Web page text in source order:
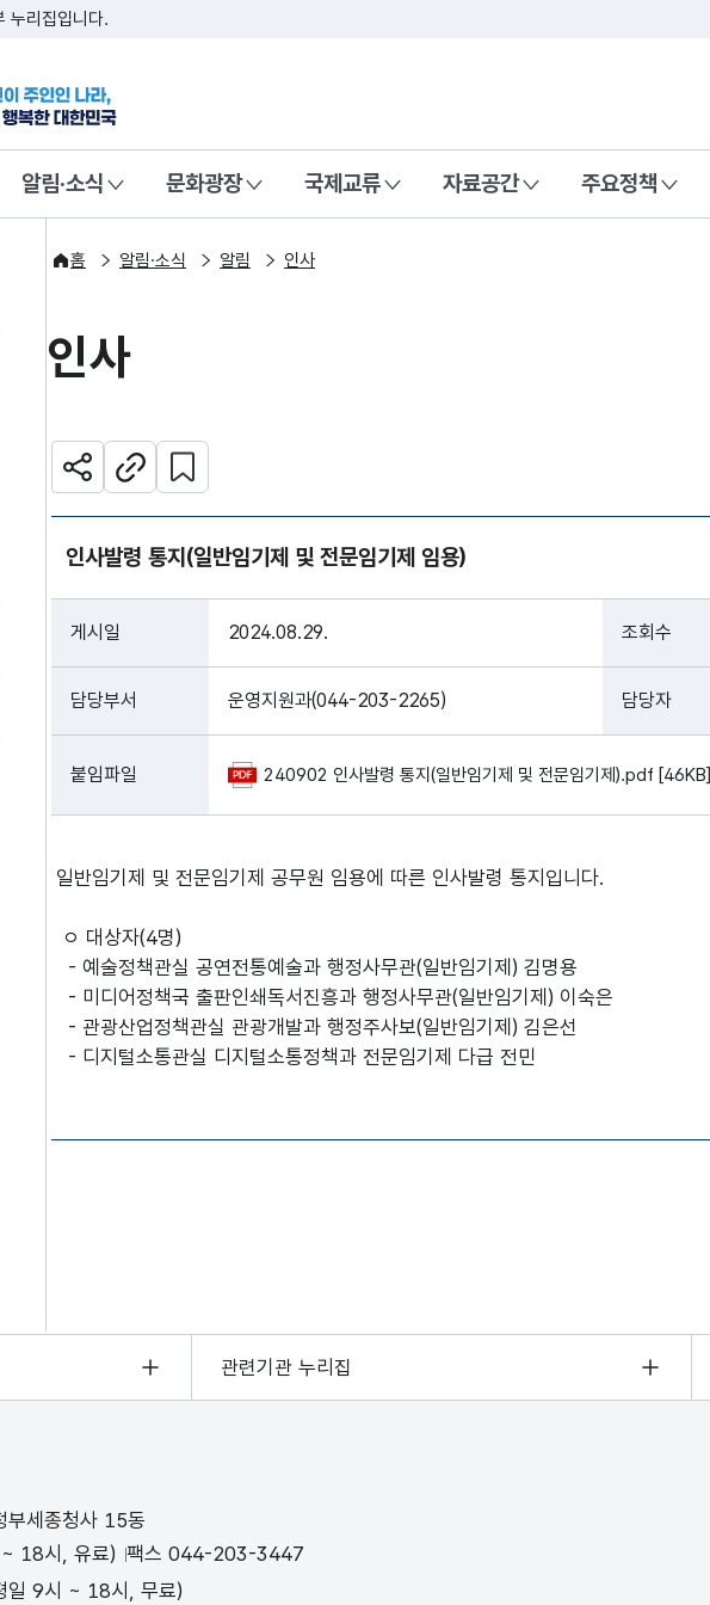
누리집입니다.
이 주인인 나라, 함께 행복한 대한민국
알림·소식 문화광장 국제교류 자료공간 주요정책
홈 알림·소식 알림 인사
인사
공유하기주소복사
관심 콘텐츠 설정하기
인사발령 통지(일반임기제 및 전문임기제 임용)
게시일 2024.08.29. 조회수
담당부서 운영지원과(044-203-2265) 담당자
붙임파일 240902 인사발령 통지(일반임기제 및 전문임기제).pdf [46KB]
일반임기제 및 전문임기제 공무원 임용에 따른 인사발령 통지입니다.
ㅇ 대상자(4명)
- 예술정책관실 공연전통예술과 행정사무관(일반임기제) 김명용
- 미디어정책국 출판인쇄독서진흥과 행정사무관(일반임기제) 이숙은
- 관광산업정책관실 관광개발과 행정주사보(일반임기제) 김은선
- 디지털소통관실 디지털소통정책과 전문임기제 다급 전민
관련기관 누리집
세종청사 15동
18시, 유료) 팩스 044-203-3447
일 9시 ~ 18시, 무료)